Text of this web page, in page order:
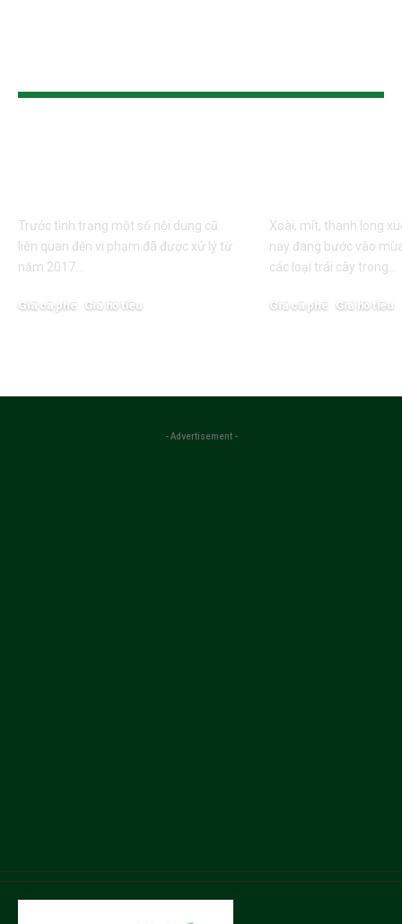
Trước tình trạng một số nội dung cũ
liên quan đến vi phạm đã được xử lý từ
năm 2017…
Giá cà phê Giá hồ tiêu
Xoài, mít, thanh long
nay đang bước vào
các loại trái cây trong…
Giá cà phê Giá hồ tiêu
- Advertisement -